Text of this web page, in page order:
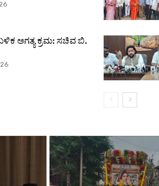
ಅಗತ್ಯ ಕ್ರಮ: ಸಚಿವ ಬಿ.